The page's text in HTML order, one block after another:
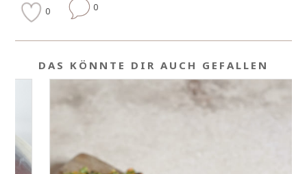
0 0
DAS KÖNNTE DIR AUCH GEFALLEN